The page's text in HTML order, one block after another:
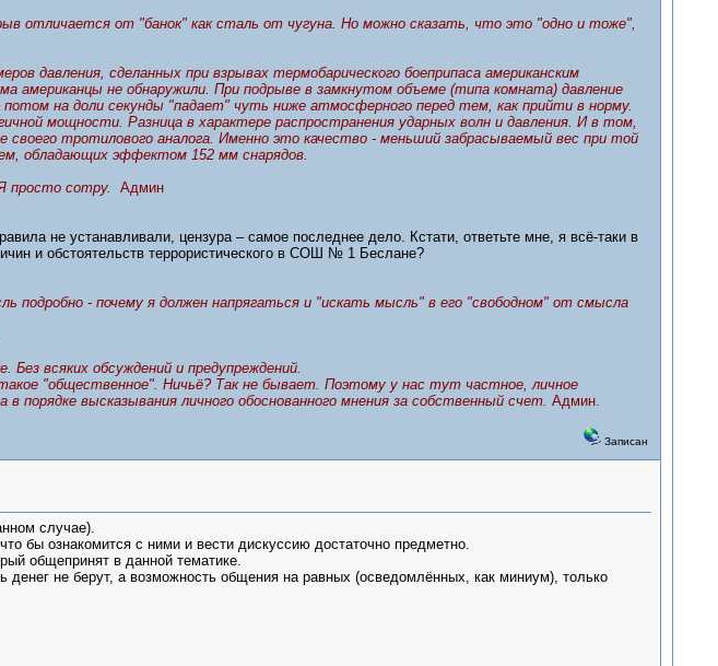
отличается от "банок" как сталь от чугуна. Но можно сказать, что это "одно и тоже",
давления, сделанных при взрывах термобарического боеприпаса американским
американцы не обнаружили. При подрыве в замкнутом объеме (типа комната) давление
на доли секунды "падает" чуть ниже атмосферного перед тем, как прийти в норму.
мощности. Разница в характере распространения ударных волн и давления. И в том,
своего тротилового аналога. Именно это качество - меньший забрасываемый вес при той
обладающих эффектом 152 мм снарядов.
сотру. Админ
не устанавливали, цензура – самое последнее дело. Кстати, ответьте мне, я всё-таки в
и обстоятельств террористического в СОШ № 1 Беслане?
подробно - почему я должен напрягаться и "искать мысль" в его "свободном" от смысла
всяких обсуждений и предупреждений.
"общественное". Ничьё? Так не бывает. Поэтому у нас тут частное, личное
порядке высказывания личного обоснованного мнения за собственный счет. Админ.
Записан
случае).
бы ознакомится с ними и вести дискуссию достаточно предметно.
общепринят в данной тематике.
денег не берут, а возможность общения на равных (осведомлённых, как миниум), только